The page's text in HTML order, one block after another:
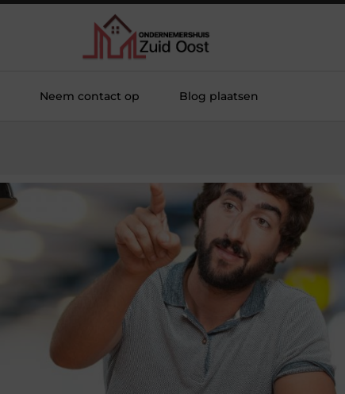
Neem contact op Blog plaatsen